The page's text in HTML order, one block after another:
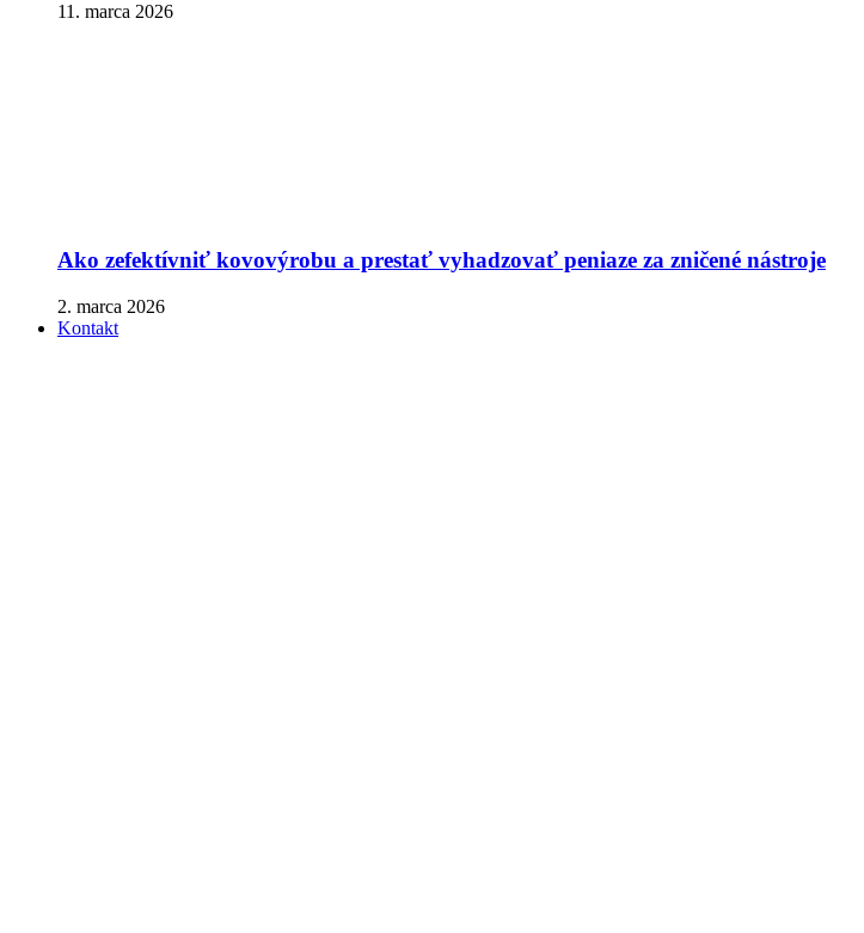
11. marca 2026
Ako zefektívniť kovovýrobu a prestať vyhadzovať peniaze za zničené nástroje
2. marca 2026
Kontakt